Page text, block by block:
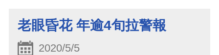
老眼昏花 年逾4旬拉警報
2020/5/5